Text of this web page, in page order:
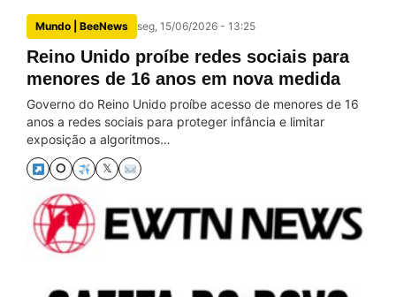
Mundo | BeeNews seg, 15/06/2026 - 13:25
Reino Unido proíbe redes sociais para
menores de 16 anos em nova medida
Governo do Reino Unido proíbe acesso de menores de 16
anos a redes sociais para proteger infância e limitar
exposição a algoritmos…
⭘ 𝕏